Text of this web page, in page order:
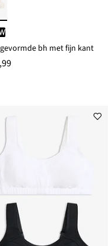
bh met fijn kant